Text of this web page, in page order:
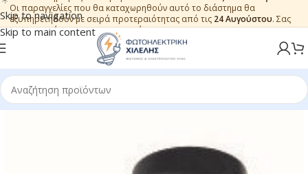
Skip to navigation
Skip to main content
Οι παραγγελίες που θα καταχωρηθούν αυτό το διάστημα θα
εξυπηρετηθούν με σειρά προτεραιότητας από τις 24 Αυγούστου. Σας
ευχαριστούμε για την εμπιστοσύνη.